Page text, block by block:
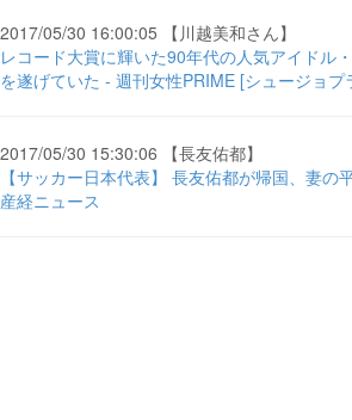
2017/05/30 16:00:05 【川越美和さん】
レコード大賞に輝いた90年代の人気アイドル
を遂げていた - 週刊女性PRIME [シュージョプ
2017/05/30 15:30:06 【長友佑都】
【サッカー日本代表】 長友佑都が帰国、妻の
産経ニュース